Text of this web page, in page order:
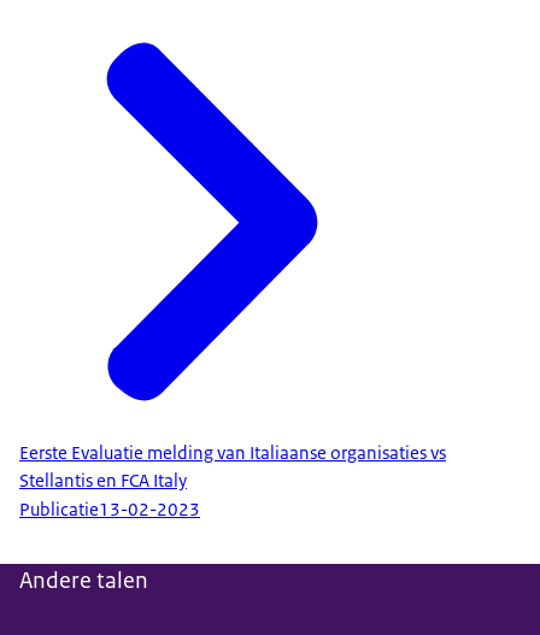
Eerste Evaluatie melding van Italiaanse organisaties vs
Stellantis en FCA Italy
Publicatie13-02-2023
Andere talen